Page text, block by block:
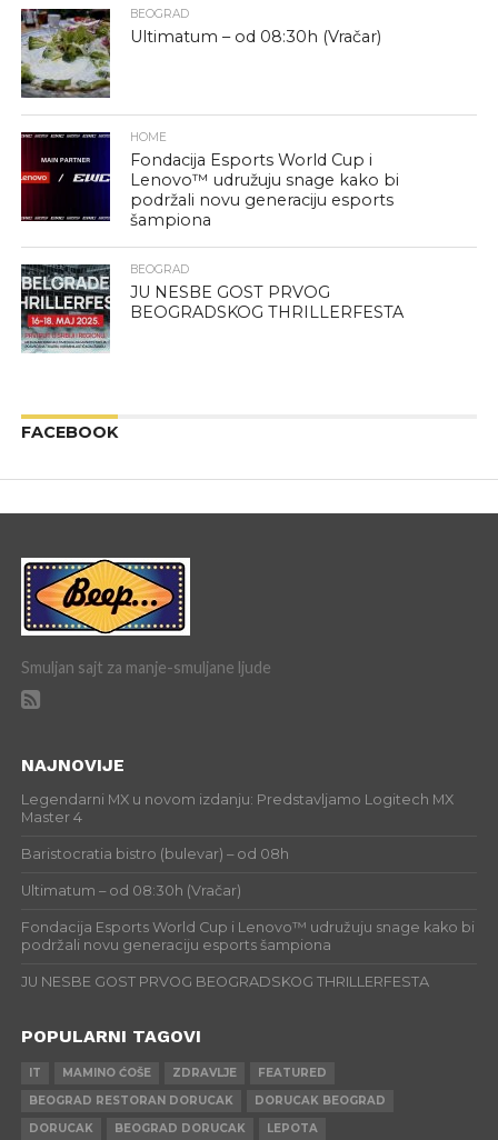
BEOGRAD
Ultimatum – od 08:30h (Vračar)
HOME
Fondacija Esports World Cup i
Lenovo™ udružuju snage kako bi
podržali novu generaciju esports
šampiona
BEOGRAD
JU NESBE GOST PRVOG
BEOGRADSKOG THRILLERFESTA
FACEBOOK
Smuljan sajt za manje-smuljane ljude
NAJNOVIJE
Legendarni MX u novom izdanju: Predstavljamo Logitech MX
Master 4
Baristocratia bistro (bulevar) – od 08h
Ultimatum – od 08:30h (Vračar)
Fondacija Esports World Cup i Lenovo™ udružuju snage kako bi
podržali novu generaciju esports šampiona
JU NESBE GOST PRVOG BEOGRADSKOG THRILLERFESTA
POPULARNI TAGOVI
IT MAMINO ĆOŠE ZDRAVLJE
FEATURED
BEOGRAD RESTORAN DORUCAK
DORUCAK BEOGRAD
DORUCAK
BEOGRAD DORUCAK LEPOTA